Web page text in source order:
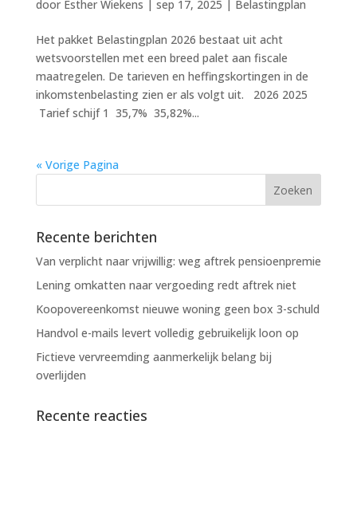
door Esther Wiekens | sep 17, 2025 | Belastingplan
Het pakket Belastingplan 2026 bestaat uit acht
wetsvoorstellen met een breed palet aan fiscale
maatregelen. De tarieven en heffingskortingen in de
inkomstenbelasting zien er als volgt uit. 2026 2025
Tarief schijf 1 35,7% 35,82%...
« Vorige Pagina
Recente berichten
Van verplicht naar vrijwillig: weg aftrek pensioenpremie
Lening omkatten naar vergoeding redt aftrek niet
Koopovereenkomst nieuwe woning geen box 3-schuld
Handvol e-mails levert volledig gebruikelijk loon op
Fictieve vervreemding aanmerkelijk belang bij
overlijden
Recente reacties